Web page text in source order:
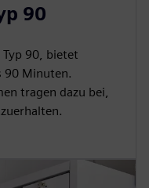
90
90, bietet
90 Minuten.
tragen dazu bei,